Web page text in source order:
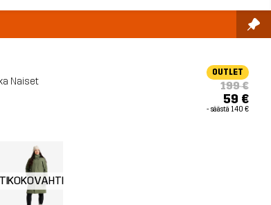
Naiset
OUTLET
199 €
59 €
- säästä 140 €
KOKOVAHTI